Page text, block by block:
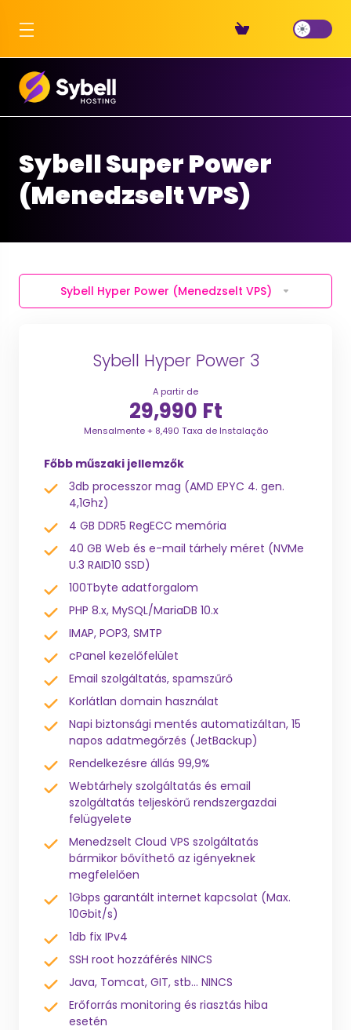
Sybell Super Power
(Menedzselt VPS)
Sybell Hyper Power (Menedzselt VPS)
Sybell Hyper Power 3
A partir de
29,990 Ft
Mensalmente + 8,490 Taxa de Instalação
Főbb műszaki jellemzők
3db processzor mag (AMD EPYC 4. gen.
4,1Ghz)
4 GB DDR5 RegECC memória
40 GB Web és e-mail tárhely méret (NVMe
U.3 RAID10 SSD)
100Tbyte adatforgalom
PHP 8.x, MySQL/MariaDB 10.x
IMAP, POP3, SMTP
cPanel kezelőfelület
Email szolgáltatás, spamszűrő
Korlátlan domain használat
Napi biztonsági mentés automatizáltan, 15
napos adatmegőrzés (JetBackup)
Rendelkezésre állás 99,9%
Webtárhely szolgáltatás és email
szolgáltatás teljeskörű rendszergazdai
felügyelete
Menedzselt Cloud VPS szolgáltatás
bármikor bővíthető az igényeknek
megfelelően
1Gbps garantált internet kapcsolat (Max.
10Gbit/s)
1db fix IPv4
SSH root hozzáférés NINCS
Java, Tomcat, GIT, stb... NINCS
Erőforrás monitoring és riasztás hiba
esetén